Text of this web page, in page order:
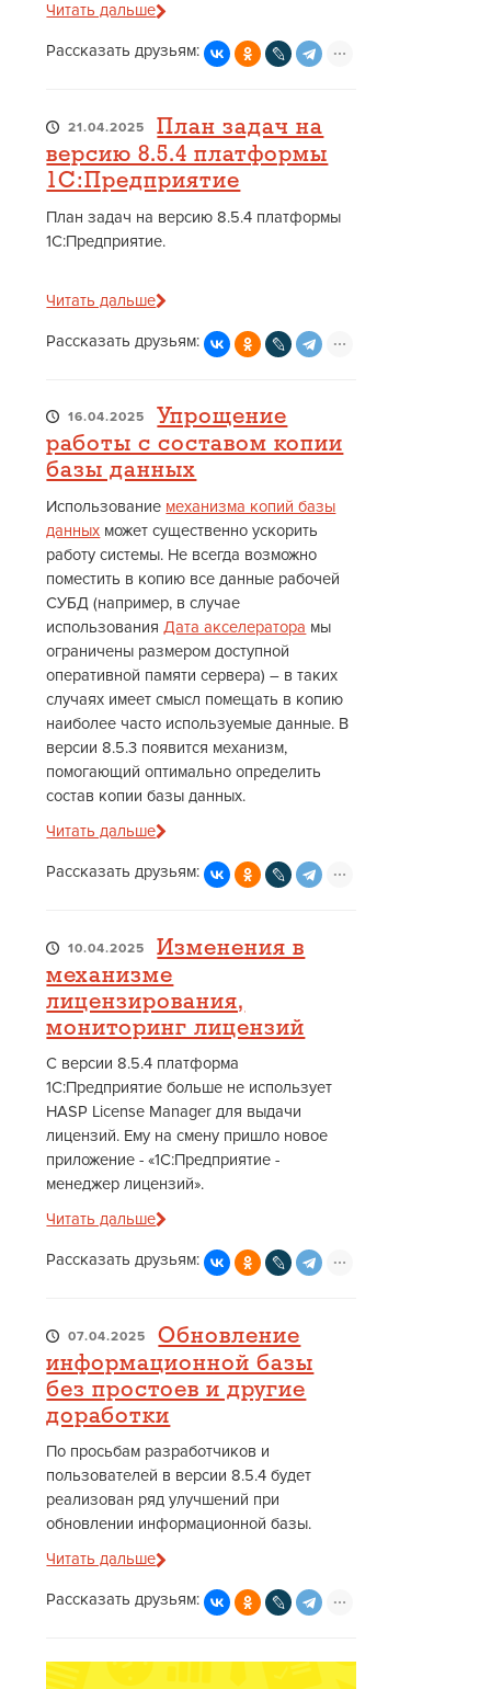
Читать дальше
Рассказать друзьям:
21.04.2025
План задач на
версию 8.5.4 платформы
1С:Предприятие
План задач на версию 8.5.4 платформы
1С:Предприятие.
Читать дальше
Рассказать друзьям:
16.04.2025
Упрощение
работы с составом копии
базы данных
Использование механизма копий базы
данных может существенно ускорить
работу системы. Не всегда возможно
поместить в копию все данные рабочей
СУБД (например, в случае
использованияДата акселератора мы
ограничены размером доступной
оперативной памяти сервера) – в таких
случаях имеет смысл помещать в копию
наиболее часто используемые данные. В
версии 8.5.3 появится механизм,
помогающий оптимально определить
состав копии базы данных.
Читать дальше
Рассказать друзьям:
10.04.2025
Изменения в
механизме
лицензирования,
мониторинг лицензий
С версии 8.5.4 платформа
1С:Предприятие больше не использует
HASP License Manager для выдачи
лицензий. Ему на смену пришло новое
приложение - «1С:Предприятие -
менеджер лицензий».
Читать дальше
Рассказать друзьям:
07.04.2025
Обновление
информационной базы
без простоев и другие
доработки
По просьбам разработчиков и
пользователей в версии 8.5.4 будет
реализован ряд улучшений при
обновлении информационной базы.
Читать дальше
Рассказать друзьям: